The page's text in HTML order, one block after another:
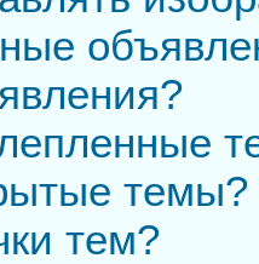
темы?
тем?